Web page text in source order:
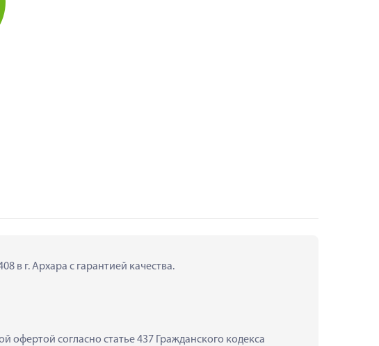
в г. Архара с гарантией качества.
согласно статье 437 Гражданского кодекса